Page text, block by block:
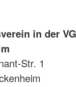
in der VG
Str. 1